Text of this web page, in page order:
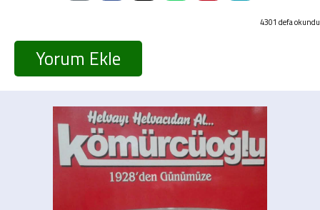
4301 defa okundu
Yorum Ekle